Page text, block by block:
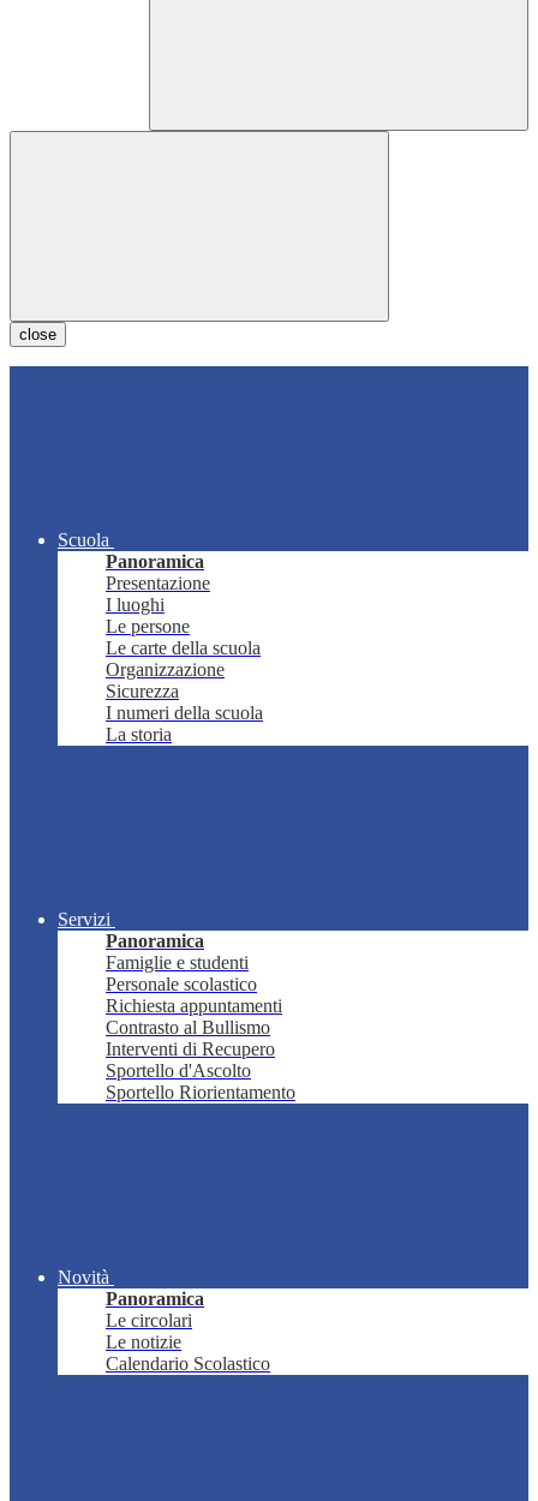
close
Scuola
Panoramica
Presentazione
I luoghi
Le persone
Le carte della scuola
Organizzazione
Sicurezza
I numeri della scuola
La storia
Servizi
Panoramica
Famiglie e studenti
Personale scolastico
Richiesta appuntamenti
Contrasto al Bullismo
Interventi di Recupero
Sportello d'Ascolto
Sportello Riorientamento
Novità
Panoramica
Le circolari
Le notizie
Calendario Scolastico